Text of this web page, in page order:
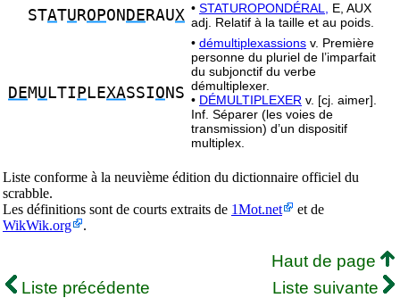
STATU ROPON DE RAUX • STATUROPONDÉRAL,
E, AUX
adj. Relatif à la taille et au poids.
DEMU LTI P LEXASSIO NS
• démultiplexassions v. Première
personne du pluriel de l’imparfait
du subjonctif du verbe
démultiplexer.
• DÉMULTIPLEXER v. [cj. aimer].
Inf. Séparer (les voies de
transmission) d’un dispositif
multiplex.
Liste conforme à la neuvième édition du dictionnaire officiel du
scrabble.
Les définitions sont de courts extraits de 1Mot.net
et de
WikWik.org
.
Haut de page
Liste précédente
Liste suivante